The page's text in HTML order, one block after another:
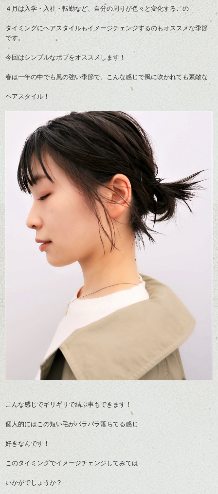
４月は入学・入社・転勤など、自分の周りが色々と変化するこの
タイミングにヘアスタイルもイメージチェンジするのもオススメな季節
です。
今回はシンプルなボブをオススメします！
春は一年の中でも風の強い季節で、こんな感じで風に吹かれても素敵な
ヘアスタイル！
こんな感じでギリギリで結ぶ事もできます！
個人的にはこの短い毛がパラパラ落ちてる感じ
好きなんです！
このタイミングでイメージチェンジしてみては
いかがでしょうか？